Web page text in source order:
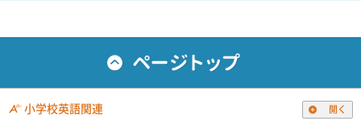
小学校英語関連 開く